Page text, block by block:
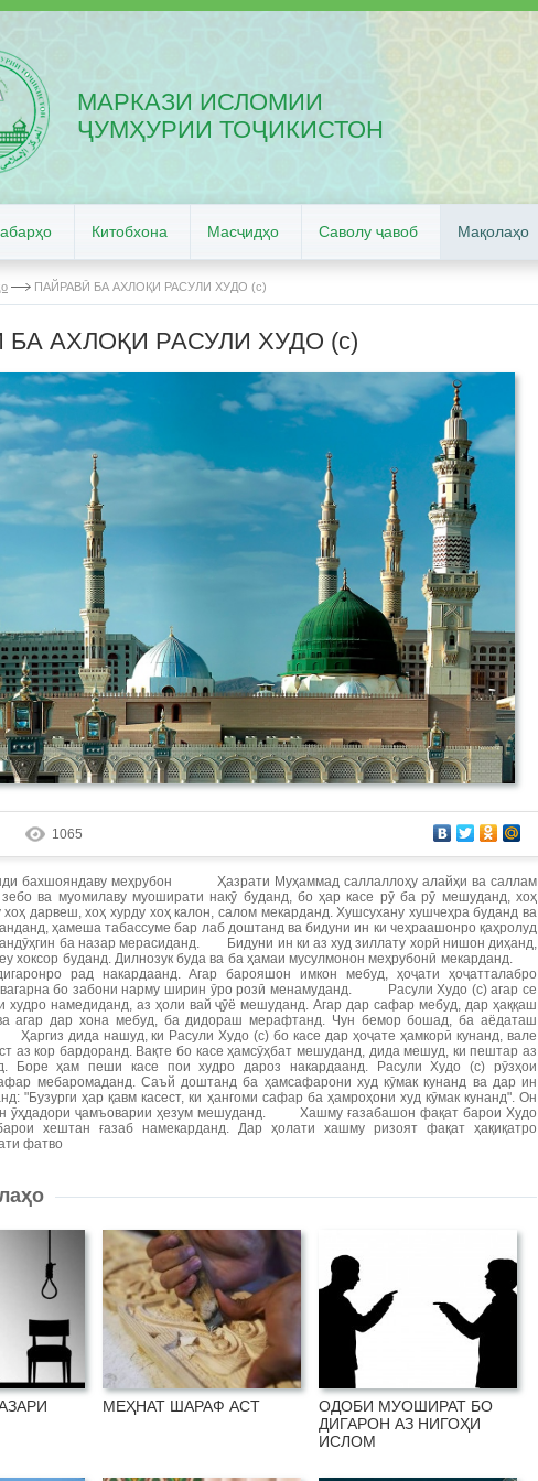
МАРКАЗИ ИСЛОМИИ
ҶУМҲУРИИ ТОҶИКИСТОН
Китобхона Масҷидҳо Саволу ҷавоб Мақолаҳо
ПАЙРАВӢ БА АХЛОҚИ РАСУЛИ ХУДО (с)
АХЛОҚИ РАСУЛИ ХУДО (с)
1065
бахшояндаву меҳрубон Ҳазрати Муҳаммад саллаллоҳу алайҳи ва саллам
зебо ва муомилаву муоширати накӯ буданд, бо ҳар касе рӯ ба рӯ мешуданд, хоҳ
дарвеш, хоҳ хурду хоҳ калон, салом мекарданд. Хушсухану хушчеҳра буданд ва
ҳамеша табассуме бар лаб доштанд ва бидуни ин ки чеҳраашонро қаҳролуд
ба назар мерасиданд. Бидуни ин ки аз худ зиллату хорӣ нишон диҳанд,
хоксор буданд. Дилнозук буда ва ба ҳамаи мусулмонон меҳрубонӣ мекарданд.
рад накардаанд. Агар барояшон имкон мебуд, ҳоҷати ҳоҷатталабро
бо забони нарму ширин ӯро розӣ менамуданд. Расули Худо (с) агар се
худро намедиданд, аз ҳоли вай ҷӯё мешуданд. Агар дар сафар мебуд, дар ҳаққаш
агар дар хона мебуд, ба дидораш мерафтанд. Чун бемор бошад, ба аёдаташ
дида нашуд, ки Расули Худо (с) бо касе дар ҳоҷате ҳамкорӣ кунанд, вале
аз кор бардоранд. Вақте бо касе ҳамсӯҳбат мешуданд, дида мешуд, ки пештар аз
Боре ҳам пеши касе пои худро дароз накардаанд. Расули Худо (с) рӯзҳои
мебаромаданд. Саъй доштанд ба ҳамсафарони худ кӯмак кунанд ва дар ин
"Бузурги ҳар қавм касест, ки ҳангоми сафар ба ҳамроҳони худ кӯмак кунанд". Он
ӯҳдадори ҷамъоварии ҳезум мешуданд. Хашму ғазабашон фақат барои Худо
хештан ғазаб намекарданд. Дар ҳолати хашму ризоят фақат ҳақиқатро
фатво
МЕҲНАТ ШАРАФ АСТ
ОДОБИ МУОШИРАТ БО
ДИГАРОН АЗ НИГОҲИ
ИСЛОМ